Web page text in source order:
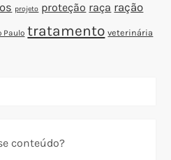
projeto proteção raça ração
Paulo tratamento veterinária
conteúdo?